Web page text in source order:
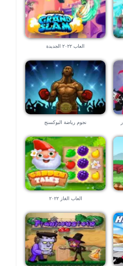
العاب ٢٠٢٢ الجديدة
نجوم رياضة البوكسنج
العاب الغاز ٢٠٢٢